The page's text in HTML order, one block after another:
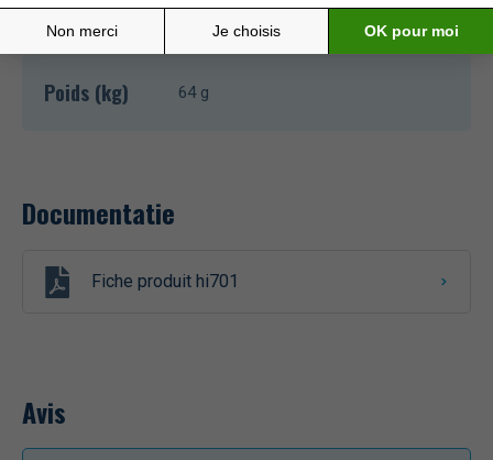
Dimensions
Poids (kg) 64 g
Documentatie
Fiche produit hi701
Avis